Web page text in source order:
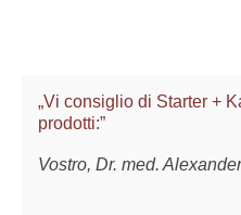
„Vi consiglio di Starter +
prodotti:”
Vostro, Dr. med.